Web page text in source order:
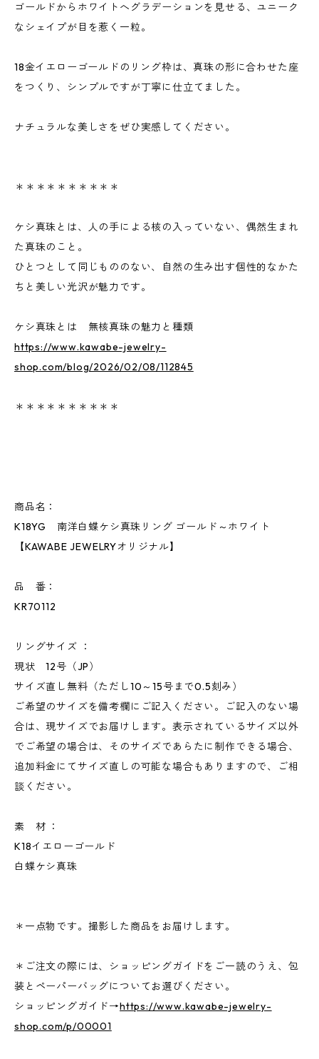
ゴールドからホワイトへグラデーションを見せる、ユニーク
なシェイプが目を惹く一粒。
18金イエローゴールドのリング枠は、真珠の形に合わせた座
をつくり、シンプルですが丁寧に仕立てました。
ナチュラルな美しさをぜひ実感してください。
＊＊＊＊＊＊＊＊＊＊
ケシ真珠とは、人の手による核の入っていない、偶然生まれ
た真珠のこと。
ひとつとして同じもののない、自然の生み出す個性的なかた
ちと美しい光沢が魅力です。
ケシ真珠とは 無核真珠の魅力と種類
https://www.kawabe-jewelry-
shop.com/blog/2026/02/08/112845
＊＊＊＊＊＊＊＊＊＊
商品名：
K18YG 南洋白蝶ケシ真珠リング ゴールド～ホワイト
【KAWABE JEWELRYオリジナル】
品 番：
KR70112
リングサイズ ：
現状 12号（JP）
サイズ直し無料（ただし10～15号まで0.5刻み）
ご希望のサイズを備考欄にご記入ください。ご記入のない場
合は、現サイズでお届けします。表示されているサイズ以外
でご希望の場合は、そのサイズであらたに制作できる場合、
追加料金にてサイズ直しの可能な場合もありますので、ご相
談ください。
素 材 ：
K18イエローゴールド
白蝶ケシ真珠
＊一点物です。撮影した商品をお届けします。
＊ご注文の際には、ショッピングガイドをご一読のうえ、包
装とペーパーバッグについてお選びください。
ショッピングガイド→https://www.kawabe-jewelry-
shop.com/p/00001